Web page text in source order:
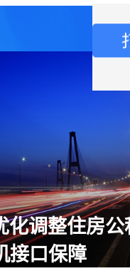
化调整住房公
接口保障